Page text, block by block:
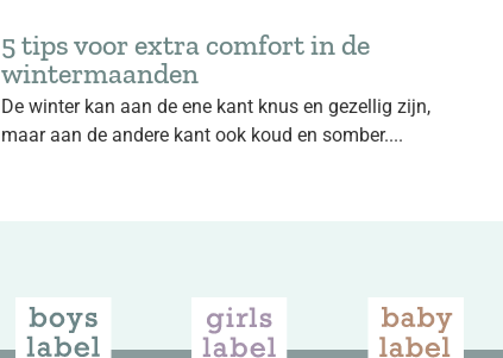
5 tips voor extra comfort in de
wintermaanden
De winter kan aan de ene kant knus en gezellig zijn,
maar aan de andere kant ook koud en somber....